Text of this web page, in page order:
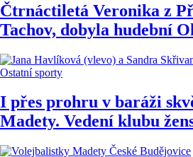
Čtrnáctiletá Veronika z
Tachov, dobyla hudební
Ostatní sporty
I přes prohru v baráži
Madety. Vedení klubu